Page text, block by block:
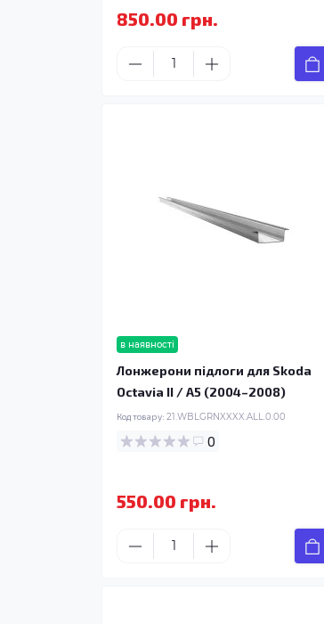
850.00 грн.
в наявності
Лонжерони підлоги для Skoda
Octavia II / A5 (2004–2008)
Код товару: 21.WBLGRNXXXX.ALL.0.00
0
550.00 грн.